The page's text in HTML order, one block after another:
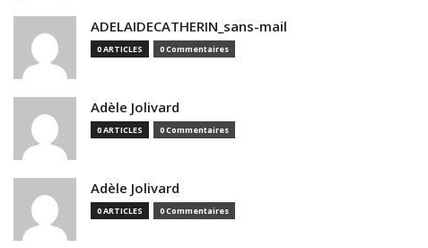
ADELAIDECATHERIN_sans-mail
0 ARTICLES 0 Commentaires
Adèle Jolivard
0 ARTICLES 0 Commentaires
Adèle Jolivard
0 ARTICLES 0 Commentaires